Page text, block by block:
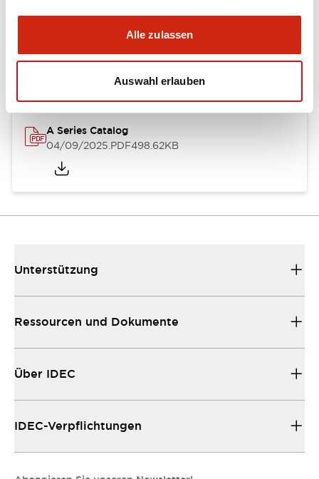
Alle zulassen
Auswahl erlauben
Dokumente und Dateien
A Series Catalog
04/09/2025.PDF498.62KB
Unterstützung
Ressourcen und Dokumente
Über IDEC
IDEC-Verpflichtungen